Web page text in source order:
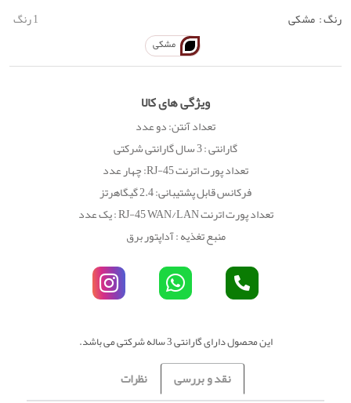
رنگ : مشکی 1 رنگ
مشکی
ویژگی های کالا
تعداد آنتن: دو عدد
گارانتی : 3 سال گارانتی شرکتی
تعداد پورت اترنت RJ-45: چهار عدد
فرکانس قابل پشتیبانی: 2.4 گیگاهرتز
تعداد پورت اترنت RJ-45 WAN/LAN : یک عدد
منبع تغذیه : آداپتور برق
این محصول دارای گارانتی 3 ساله شرکتی می باشد.
نقد و بررسی نظرات